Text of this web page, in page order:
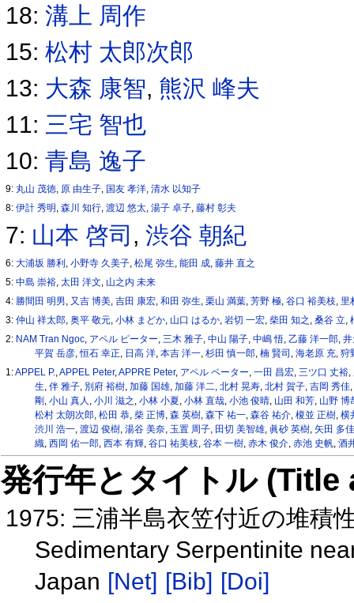
18:溝上 周作
15:松村 太郎次郎
13: 大森 康智, 熊沢 峰夫
11: 三宅 智也
10:青島 逸子
9: 丸山 茂徳 原 由生子 国友 孝洋 ,清水 以知子
8:伊計 秀明,森川 知行,渡辺 悠太,湯子 卓子,藤村 彰夫
7: 山本 啓司 ,渋谷 朝紀
6:大浦坂 勝利 ,小野寺 久美子,松尾 弥生,能田 成,藤井 直之
5:中島 崇裕,太田 洋文, 山之内 未来
4: 勝間田 明男, 又吉 博美,吉田 康宏,和田 弥生,栗山 満葉,芳野 極,谷口 裕美枝, 里
3:仲山 祥太郎,奥平 敬元,小林 まどか, 山口 はるか,岩切 一宏,柴田 知之 ,桑谷 立,
2: NAM Tran Ngoc, アペル ピーター,三木 雅子,中山 陽子,中嶋 悟,乙藤 洋一郎,
平賀 岳彦,恒石 幸正, 日高 洋, 本吉 洋一, 杉田 慎一郎, 楠 賢司 , 海老原 充, 狩
1:APPEL P.,APPEL Peter,APPRE Peter, アペル ペーター,一田 昌宏,三ツ口 丈裕,
生, 伴 雅子, 別府 裕樹, 加藤 国雄, 加藤 洋二, 北村 晃寿, 北村 賀子, 吉岡 秀佳,
剛 , 小山 真人 , 小川 滋之 , 小林 小夏, 小林 直哉, 小池 俊晴, 山田 和芳, 山野 博
松村 太朗次郎, 松田 恭, 柴 正博, 森 英樹, 森下 祐一, 森谷 祐介, 榎並 正樹, 横
渋川 浩一, 渡辺 俊樹, 湯谷 美奈, 玉置 周子, 田切 美智雄, 眞砂 英樹, 矢田 多
織, 西岡 佑一郎, 西本 有輝, 谷口 祐美枝, 谷本 一樹, 赤木 俊介, 赤池 史帆, 酒
発行年とタイトル
1975: 三浦半島衣笠付近の堆積
Sedimentary Serpentinite
Japan [Net] [Bib] [Doi]